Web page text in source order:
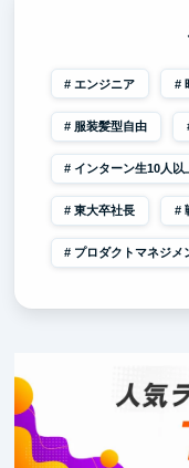
エンジニア
服装髪型自由
インターン生10人以
東大卒社長
プロダクトマネジメ